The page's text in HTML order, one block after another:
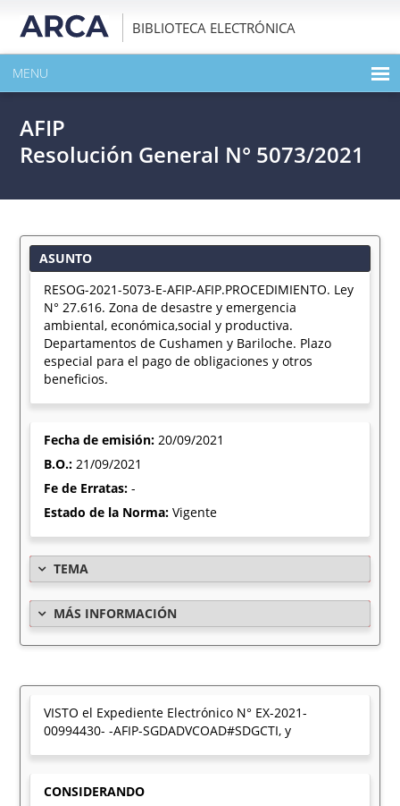
BIBLIOTECA ELECTRÓNICA
MENU
EXPANDIR TODO EL CONTENIDO DE LA PUBLICACIÓN
AFIP
Resolución General N° 5073/2021
ASUNTO
RESOG-2021-5073-E-AFIP-AFIP.PROCEDIMIENTO. Ley
N° 27.616. Zona de desastre y emergencia
ambiental, económica,social y productiva.
Departamentos de Cushamen y Bariloche. Plazo
especial para el pago de obligaciones y otros
beneficios.
Fecha de emisión:20/09/2021
B.O.:21/09/2021
Fe de Erratas:-
Estado de la Norma:Vigente
TEMA
MÁS INFORMACIÓN
VISTO el Expediente Electrónico N° EX-2021-
00994430- -AFIP-SGDADVCOAD#SDGCTI, y
CONSIDERANDO